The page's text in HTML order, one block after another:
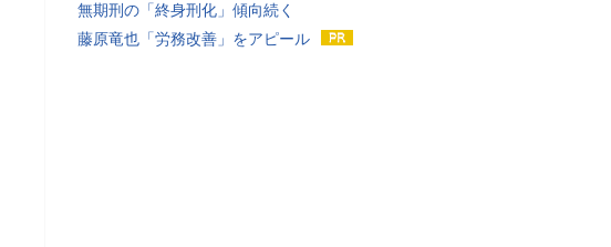
無期刑の「終身刑化」傾向続く
藤原竜也「労務改善」をアピール